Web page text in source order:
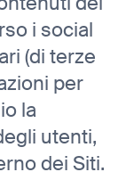
i social
(di terze
per
la
utenti,
dei Siti.